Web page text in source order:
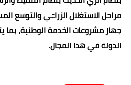
مراحل الاستغلال الزراعي والتوسع
جهاز مشروعات الخدمة الوطنية،
الدولة في هذا المجال.